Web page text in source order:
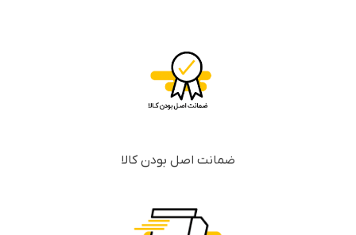
ضمانت اصل بودن کالا